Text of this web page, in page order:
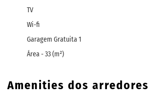
TV
Wi-fi
Garagem Gratuita 1
Área - 33 (m²)
Amenities dos arredores